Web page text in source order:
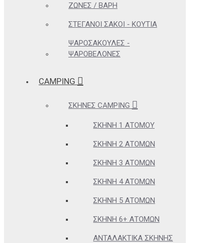
ΖΏΝΕΣ / ΒΆΡΗ
ΣΤΕΓΑΝΟΊ ΣΆΚΟΙ - ΚΟΥΤΙΆ
ΨΑΡΟΣΑΚΟΎΛΕΣ -
ΨΑΡΟΒΕΛΌΝΕΣ
CAMPING
ΣΚΗΝΈΣ CAMPING
ΣΚΗΝΉ 1 ΑΤΌΜΟΥ
ΣΚΗΝΉ 2 ΑΤΌΜΩΝ
ΣΚΗΝΉ 3 ΑΤΌΜΩΝ
ΣΚΗΝΉ 4 ΑΤΌΜΩΝ
ΣΚΗΝΉ 5 ΑΤΌΜΩΝ
ΣΚΗΝΉ 6+ ΑΤΌΜΩΝ
ΑΝΤΑΛΑΚΤΙΚΆ ΣΚΗΝΉΣ